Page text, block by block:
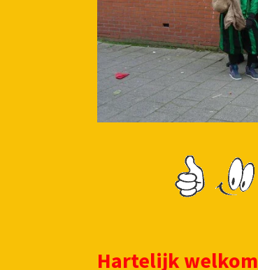
Hartelijk welkom